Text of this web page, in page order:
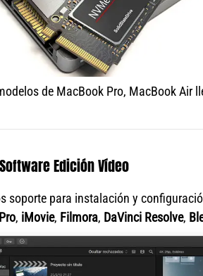
de MacBook Pro, MacBook Air
Edición Vídeo
soporte para instalación y
, iMovie, Filmora, DaVinci Resolve,